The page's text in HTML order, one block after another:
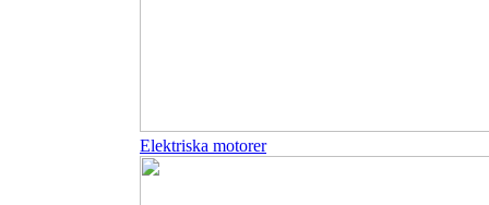
Elektriska motorer